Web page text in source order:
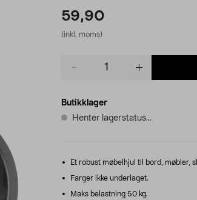
59,90
(inkl. moms)
Butikklager
Henter lagerstatus...
Et robust møbelhjul til bord, møbler,
Farger ikke underlaget.
Maks belastning 50 kg.